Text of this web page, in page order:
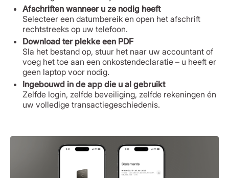
Afschriften wanneer u ze nodig heeft
Selecteer een datumbereik en open het afschrift
rechtstreeks op uw telefoon.
Download ter plekke een PDF
Sla het bestand op, stuur het naar uw accountant of
voeg het toe aan een onkostendeclaratie – u heeft er
geen laptop voor nodig.
Ingebouwd in de app die u al gebruikt
Zelfde login, zelfde beveiliging, zelfde rekeningen én
uw volledige transactiegeschiedenis.